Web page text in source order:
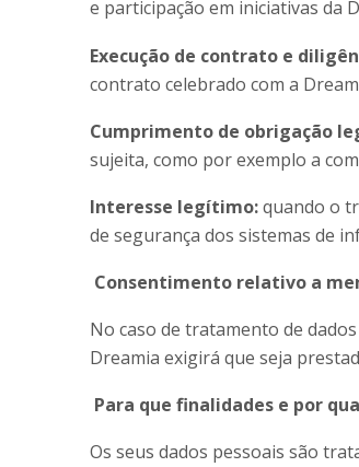
e participação em iniciativas da
Execução de contrato e
contrato celebrado com a
Cumprimento de obrigação
sujeita, como por exemplo a
Interesse legítimo:quando o
de segurança dos sistemas de
Consentimento relativo a
No caso de tratamento de
Dreamia exigirá que seja
Para que finalidades e por
Os seus dados pessoais são